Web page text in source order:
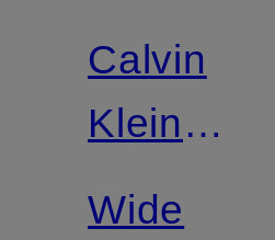
Calvin
Klein
Jeans
Wide